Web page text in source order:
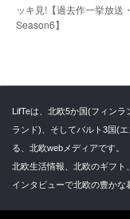
ッキ見!【過去作一挙放送・
Season6】
LifTeは、北欧5か国(フィン
ランド)、そしてバルト3国(
る、北欧webメディアです。
北欧生活情報、北欧のギフト
インタビューで北欧の豊かな